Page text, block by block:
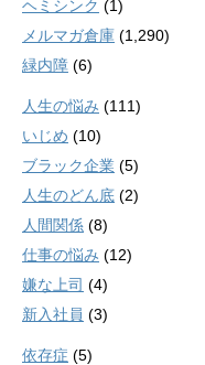
ヘミシンク (1)
メルマガ倉庫 (1,290)
緑内障 (6)
人生の悩み (111)
いじめ (10)
ブラック企業 (5)
人生のどん底 (2)
人間関係 (8)
仕事の悩み (12)
嫌な上司 (4)
新入社員 (3)
依存症 (5)